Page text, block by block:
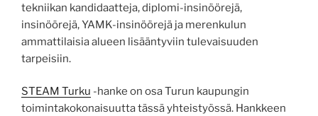
tekniikan kandidaatteja, diplomi-insinöörejä,
insinöörejä, YAMK-insinöörejä ja merenkulun
ammattilaisia alueen lisääntyviin tulevaisuuden
tarpeisiin.
STEAM Turku -hanke on osa Turun kaupungin
toimintakokonaisuutta tässä yhteistyössä. Hankkeen